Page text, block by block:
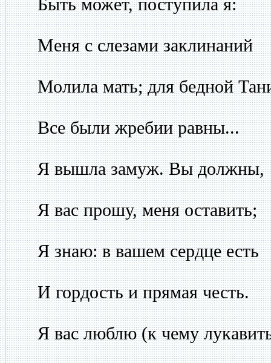
Меня с слезами заклинаний
Молила мать; для бедной
Все были жребии равны...
Я вышла замуж. Вы должны,
Я вас прошу, меня оставить;
Я знаю: в вашем сердце есть
И гордость и прямая честь.
Я вас люблю (к чему